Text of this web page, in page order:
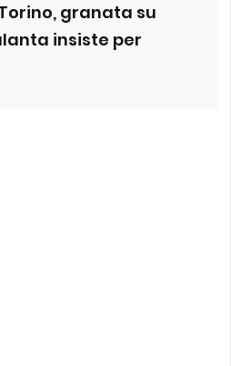
granata su
insiste per